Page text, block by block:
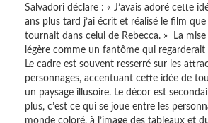
Salvadori déclare : « J’avais adoré cette
ans plus tard j’ai écrit et réalisé le film
tournait dans celui de Rebecca. » La
légère comme un fantôme qui
Le cadre est souvent resserré sur les
personnages, accentuant cette idée de
un paysage illusoire. Le décor est
plus, c’est ce qui se joue entre les
monde coloré, à l’image des tableaux et